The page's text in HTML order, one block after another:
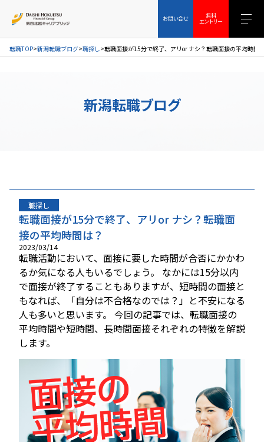
お問い合せ 無料
エントリー
お問い合せ 無料エントリー
転職TOP 新潟転職ブログ 職探し 転職面接が15分で終了、アリor ナシ？――転職面接の平均時間
新潟転職ブログ
職探し
転職面接が15分で終了、アリor ナシ？――転職面
接の平均時間は？
2023/03/14
転職活動において、面接に要した時間が合否にかかわ
るか気になる人もいるでしょう。 なかには15分以内
で面接が終了することもありますが、短時間の面接と
もなれば、「自分は不合格なのでは？」と不安になる
人も多いと思います。 今回の記事では、転職面接の
平均時間や短時間、長時間面接それぞれの特徴を解説
します。